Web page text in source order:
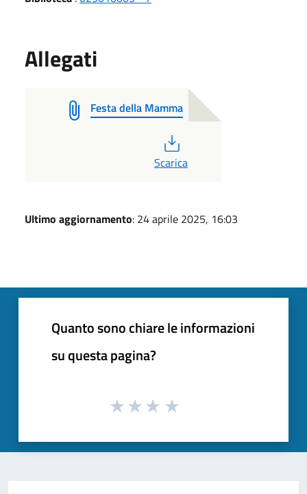
Allegati
Festa della Mamma
Scarica
Ultimo aggiornamento: 24 aprile 2025, 16:03
Quanto sono chiare le informazioni
su questa pagina?